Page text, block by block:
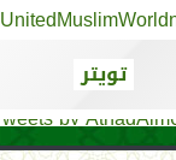
تويتر
by